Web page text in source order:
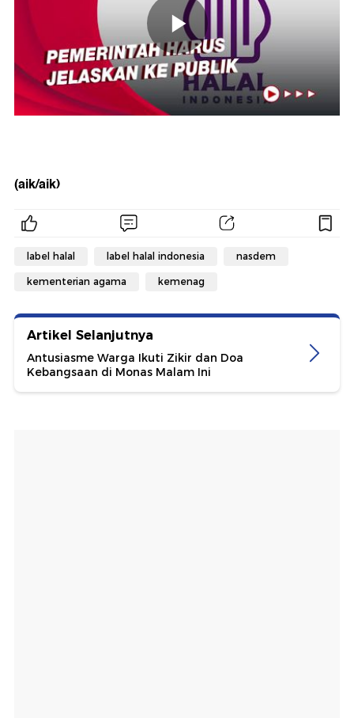
(aik/aik)
label halal label halal indonesia nasdem
kementerian agama kemenag
Artikel Selanjutnya
Antusiasme Warga Ikuti Zikir dan Doa
Kebangsaan di Monas Malam Ini